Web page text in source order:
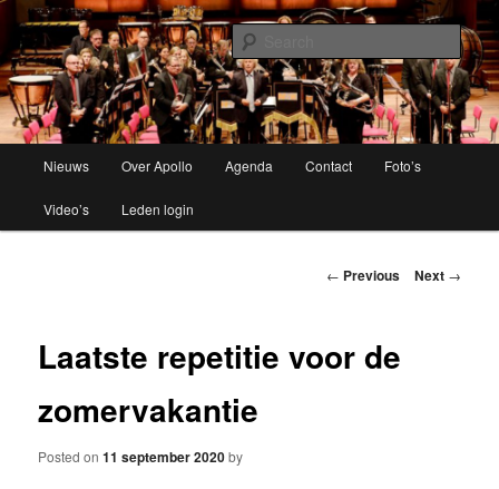
Apollo Grou
Brassband
Skip
to
Nieuws Over Apollo Agenda Contact Foto’s
Video’s Leden login
Post
← Previous Next →
Laatste repetitie voor de
zomervakantie
Posted on11 september 2020by